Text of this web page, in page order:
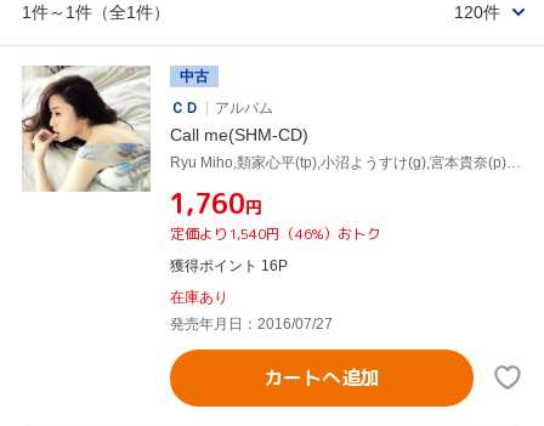
1件～1件（全1件） 120件
中古
ＣＤ
アルバム
Call me(SHM-CD)
Ryu Miho,類家心平(tp),小沼ようすけ(g),宮本貴奈(p),本多俊之(ss),川村竜,鈴木直人,仙道さおり
¥1,760円
定価より1,540円（46%）おトク
獲得ポイント 16P
在庫あり
発売年月日：2016/07/27
カートへ追加